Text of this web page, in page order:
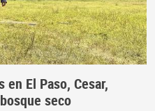
El Paso, Cesar,
seco